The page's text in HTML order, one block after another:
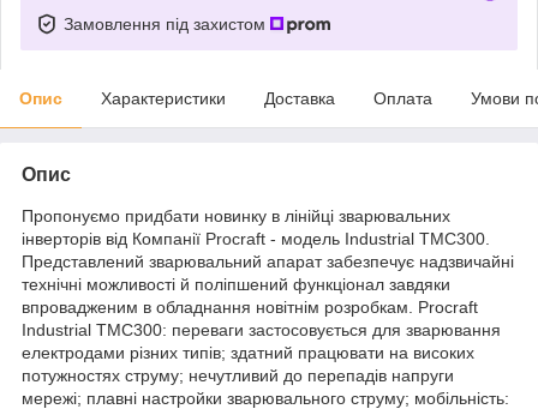
Замовлення під захистом
Опис Характеристики Доставка Оплата Умови
Опис
Пропонуємо придбати новинку в лінійці зварювальних
інверторів від Компанії Procraft - модель Industrial TMC300.
Представлений зварювальний апарат забезпечує надзвичайні
технічні можливості й поліпшений функціонал завдяки
впровадженим в обладнання новітнім розробкам. Procraft
Industrial TMC300: переваги застосовується для зварювання
електродами різних типів; здатний працювати на високих
потужностях струму; нечутливий до перепадів напруги
мережі; плавні настройки зварювального струму; мобільність: